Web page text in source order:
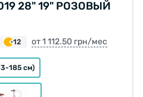
28" 19" РОЗОВЫЙ
12 от 1 112.50 грн/мес
185 см)